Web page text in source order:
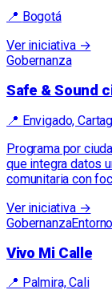
📍 Bogotá
Ver iniciativa →
Gobernanza
Safe & Sound
📍 Envigado,
Programa por
que integra datos
comunitaria con
Ver iniciativa →
Gobernanza
Vivo Mi Calle
📍 Palmira, Cali